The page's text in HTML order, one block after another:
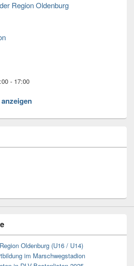
Region Oldenburg
- 17:00
Oldenburg (U16 / U14)
im Marschwegstadion